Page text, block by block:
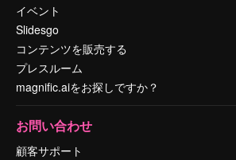
イベント
Slidesgo
コンテンツを販売する
プレスルーム
magnific.aiをお探しですか？
お問い合わせ
顧客サポート